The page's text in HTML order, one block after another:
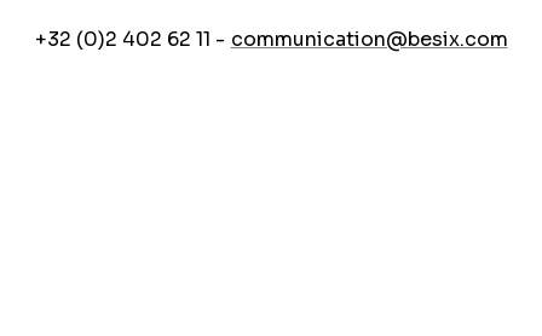
+32 (0)2 402 62 11 - communication@besix.com